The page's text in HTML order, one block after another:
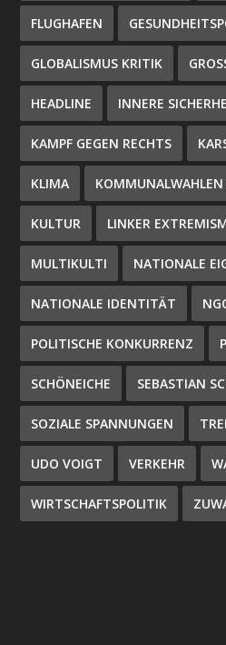
FLUGHAFEN
GLOBALISMUS KRITIK
HEADLINE INNERE
KAMPF GEGEN RECHTS
KLIMA
KULTUR LINKER
MULTIKULTI NATIONALE
NATIONALE IDENTITÄT
POLITISCHE KONKURRENZ
SCHÖNEICHE SEBASTIAN
SOZIALE SPANNUNGEN
UDO VOIGT VERKEHR
WIRTSCHAFTSPOLITIK